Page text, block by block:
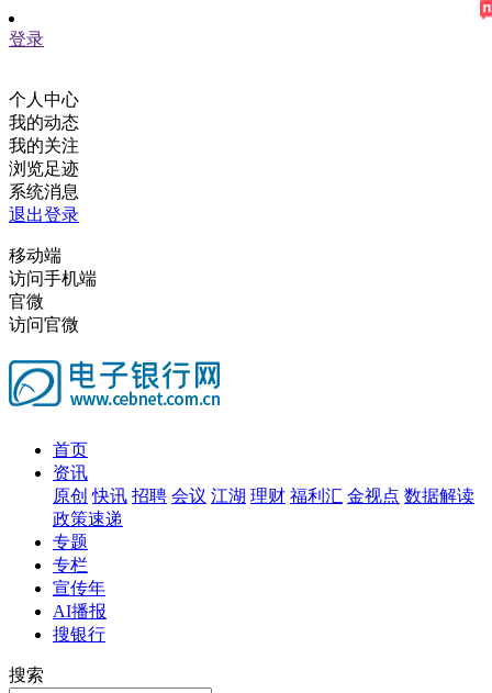
登录
个人中心
我的动态
我的关注
浏览足迹
系统消息
退出登录
移动端
访问手机端
官微
访问官微
首页
资讯
原创 快讯 招聘 会议 江湖 理财 福利汇 金视点 数据解读
政策速递
专题
专栏
宣传年
AI播报
搜银行
搜索